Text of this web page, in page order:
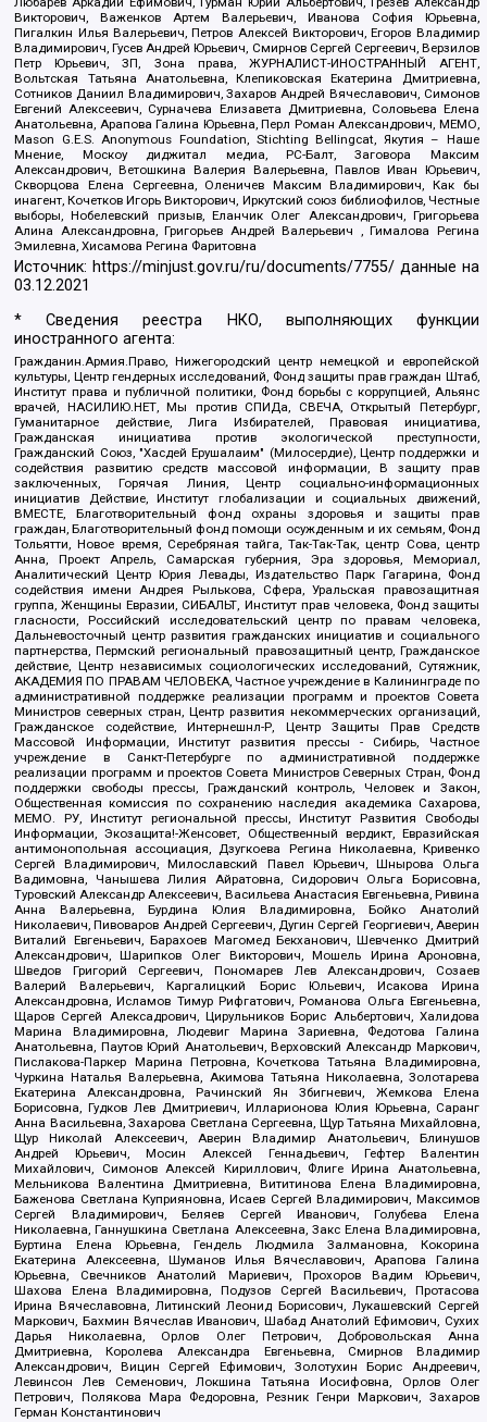
Викторович, Важенков Артем Валерьевич, Иванова София Юрьевна,
Пигалкин Илья Валерьевич, Петров Алексей Викторович, Егоров Владимир
Владимирович, Гусев Андрей Юрьевич, Смирнов Сергей Сергеевич, Верзилов
Петр Юрьевич, ЗП, Зона права, ЖУРНАЛИСТ-ИНОСТРАННЫЙ АГЕНТ,
Вольтская Татьяна Анатольевна, Клепиковская Екатерина Дмитриевна,
Сотников Даниил Владимирович, Захаров Андрей Вячеславович, Симонов
Евгений Алексеевич, Сурначева Елизавета Дмитриевна, Соловьева Елена
Анатольевна, Арапова Галина Юрьевна, Перл Роман Александрович, МЕМО,
Mason G.E.S. Anonymous Foundation, Stichting Bellingcat, Якутия – Наше
Мнение, Москоу диджитал медиа, РС-Балт, Заговора Максим
Александрович, Ветошкина Валерия Валерьевна, Павлов Иван Юрьевич,
Скворцова Елена Сергеевна, Оленичев Максим Владимирович, Как бы
инагент, Кочетков Игорь Викторович, Иркутский союз библиофилов, Честные
выборы, Нобелевский призыв, Еланчик Олег Александрович, Григорьева
Алина Александровна, Григорьев Андрей Валерьевич , Гималова Регина
Эмилевна, Хисамова Регина Фаритовна
Источник: https://minjust.gov.ru/ru/documents/7755/ данные на
03.12.2021
* Сведения реестра НКО, выполняющих функции
иностранного агента:
Гражданин.Армия.Право, Нижегородский центр немецкой и европейской
культуры, Центр гендерных исследований, Фонд защиты прав граждан Штаб,
Институт права и публичной политики, Фонд борьбы с коррупцией, Альянс
врачей, НАСИЛИЮ.НЕТ, Мы против СПИДа, СВЕЧА, Открытый Петербург,
Гуманитарное действие, Лига Избирателей, Правовая инициатива,
Гражданская инициатива против экологической преступности,
Гражданский Союз, "Хасдей Ерушалаим" (Милосердие), Центр поддержки и
содействия развитию средств массовой информации, В защиту прав
заключенных, Горячая Линия, Центр социально-информационных
инициатив Действие, Институт глобализации и социальных движений,
ВМЕСТЕ, Благотворительный фонд охраны здоровья и защиты прав
граждан, Благотворительный фонд помощи осужденным и их семьям, Фонд
Тольятти, Новое время, Серебряная тайга, Так-Так-Так, центр Сова, центр
Анна, Проект Апрель, Самарская губерния, Эра здоровья, Мемориал,
Аналитический Центр Юрия Левады, Издательство Парк Гагарина, Фонд
содействия имени Андрея Рылькова, Сфера, Уральская правозащитная
группа, Женщины Евразии, СИБАЛЬТ, Институт прав человека, Фонд защиты
гласности, Российский исследовательский центр по правам человека,
Дальневосточный центр развития гражданских инициатив и социального
партнерства, Пермский региональный правозащитный центр, Гражданское
действие, Центр независимых социологических исследований, Сутяжник,
АКАДЕМИЯ ПО ПРАВАМ ЧЕЛОВЕКА, Частное учреждение в Калининграде по
административной поддержке реализации программ и проектов Совета
Министров северных стран, Центр развития некоммерческих организаций,
Гражданское содействие, Интернешнл-Р, Центр Защиты Прав Средств
Массовой Информации, Институт развития прессы - Сибирь, Частное
учреждение в Санкт-Петербурге по административной поддержке
реализации программ и проектов Совета Министров Северных Стран, Фонд
поддержки свободы прессы, Гражданский контроль, Человек и Закон,
Общественная комиссия по сохранению наследия академика Сахарова,
МЕМО. РУ, Институт региональной прессы, Институт Развития Свободы
Информации, Экозащита!-Женсовет, Общественный вердикт, Евразийская
антимонопольная ассоциация, Дзугкоева Регина Николаевна, Кривенко
Сергей Владимирович, Милославский Павел Юрьевич, Шнырова Ольга
Вадимовна, Чанышева Лилия Айратовна, Сидорович Ольга Борисовна,
Туровский Александр Алексеевич, Васильева Анастасия Евгеньевна, Ривина
Анна Валерьевна, Бурдина Юлия Владимировна, Бойко Анатолий
Николаевич, Пивоваров Андрей Сергеевич, Дугин Сергей Георгиевич, Аверин
Виталий Евгеньевич, Барахоев Магомед Бекханович, Шевченко Дмитрий
Александрович, Шарипков Олег Викторович, Мошель Ирина Ароновна,
Шведов Григорий Сергеевич, Пономарев Лев Александрович, Созаев
Валерий Валерьевич, Каргалицкий Борис Юльевич, Исакова Ирина
Александровна, Исламов Тимур Рифгатович, Романова Ольга Евгеньевна,
Щаров Сергей Алексадрович, Цирульников Борис Альбертович, Халидова
Марина Владимировна, Людевиг Марина Зариевна, Федотова Галина
Анатольевна, Паутов Юрий Анатольевич, Верховский Александр Маркович,
Пислакова-Паркер Марина Петровна, Кочеткова Татьяна Владимировна,
Чуркина Наталья Валерьевна, Акимова Татьяна Николаевна, Золотарева
Екатерина Александровна, Рачинский Ян Збигневич, Жемкова Елена
Борисовна, Гудков Лев Дмитриевич, Илларионова Юлия Юрьевна, Саранг
Анна Васильевна, Захарова Светлана Сергеевна, Щур Татьяна Михайловна,
Щур Николай Алексеевич, Аверин Владимир Анатольевич, Блинушов
Андрей Юрьевич, Мосин Алексей Геннадьевич, Гефтер Валентин
Михайлович, Симонов Алексей Кириллович, Флиге Ирина Анатольевна,
Мельникова Валентина Дмитриевна, Вититинова Елена Владимировна,
Баженова Светлана Куприяновна, Исаев Сергей Владимирович, Максимов
Сергей Владимирович, Беляев Сергей Иванович, Голубева Елена
Николаевна, Ганнушкина Светлана Алексеевна, Закс Елена Владимировна,
Буртина Елена Юрьевна, Гендель Людмила Залмановна, Кокорина
Екатерина Алексеевна, Шуманов Илья Вячеславович, Арапова Галина
Юрьевна, Свечников Анатолий Мариевич, Прохоров Вадим Юрьевич,
Шахова Елена Владимировна, Подузов Сергей Васильевич, Протасова
Ирина Вячеславовна, Литинский Леонид Борисович, Лукашевский Сергей
Маркович, Бахмин Вячеслав Иванович, Шабад Анатолий Ефимович, Сухих
Дарья Николаевна, Орлов Олег Петрович, Добровольская Анна
Дмитриевна, Королева Александра Евгеньевна, Смирнов Владимир
Александрович, Вицин Сергей Ефимович, Золотухин Борис Андреевич,
Левинсон Лев Семенович, Локшина Татьяна Иосифовна, Орлов Олег
Петрович, Полякова Мара Федоровна, Резник Генри Маркович, Захаров
Герман Константинович